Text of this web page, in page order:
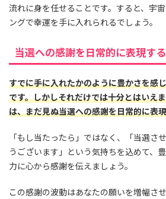
流れに身を任せることです。すると、宇
ングで幸運を手に入れられるでしょう。
当選への感謝を日常的に表現する
すでに手に入れたかのように豊かさを感
です。しかしそれだけでは十分とはいえ
は、まだ見ぬ当選への感謝を日常的に表
「もし当たったら」ではなく、「当選さ
うございます」という気持ちを込めて、
力に心から感謝を伝えましょう。
この感謝の波動はあなたの願いを増幅さ